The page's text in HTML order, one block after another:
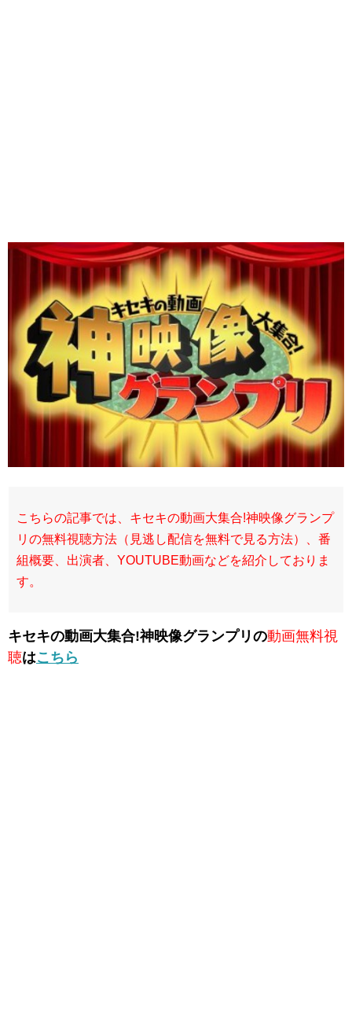
こちらの記事では、キセキの動画大集合!神映像グランプ
リの無料視聴方法（見逃し配信を無料で見る方法）、番
組概要、出演者、YOUTUBE動画などを紹介しておりま
す。
キセキの動画大集合!神映像グランプリの動画無料視
聴はこちら